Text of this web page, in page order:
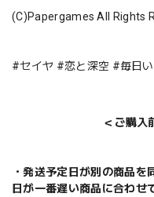
(C)Papergames All Rights
#セイヤ #恋と深空 #毎日
＜ご購入
・発送予定日が別の商品
日が一番遅い商品に合わせ